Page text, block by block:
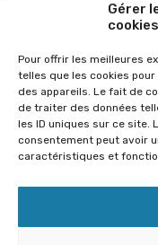
Gérer
cookies
Pour offrir les meilleures
telles que les cookies
des appareils. Le fait de
de traiter des données
les ID uniques sur ce site.
consentement peut avoir
caractéristiques et
NOUS
SMS
06.67.89.36.02
TÉLÉPHONE
Lundi, mardi,
De 9H à 12H et